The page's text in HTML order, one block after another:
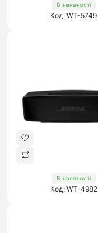
В наявності
Код: WT-5749
В наявності
Код: WT-4982